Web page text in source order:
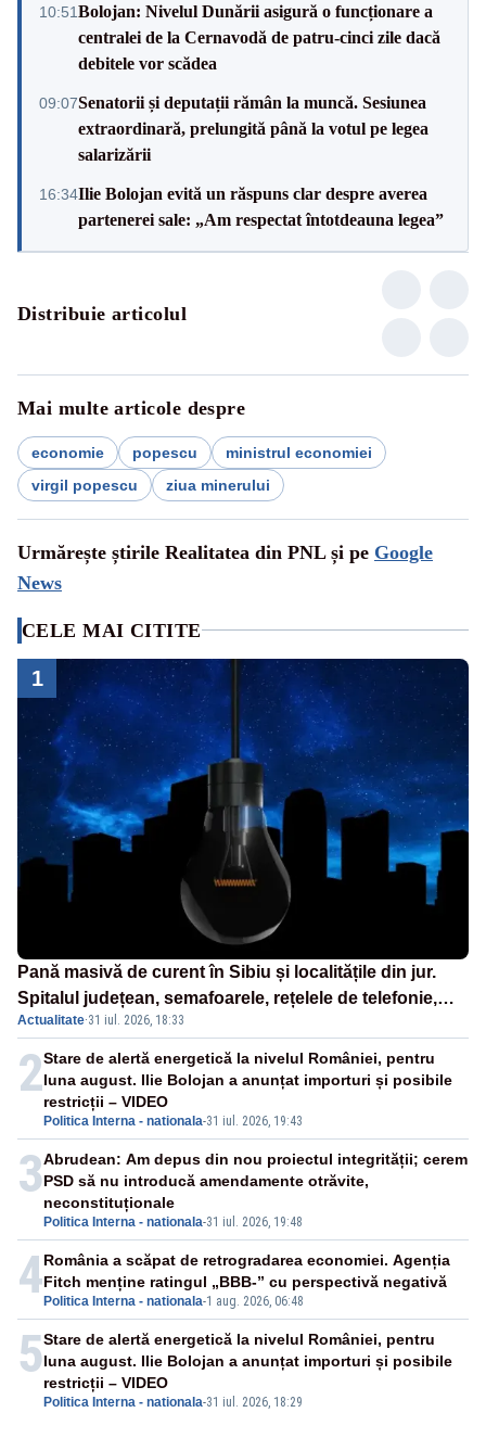
10:51Bolojan: Nivelul Dunării asigură o funcționare a
centralei de la Cernavodă de patru-cinci zile dacă
debitele vor scădea
09:07Senatorii și deputații rămân la muncă. Sesiunea
extraordinară, prelungită până la votul pe legea
salarizării
16:34Ilie Bolojan evită un răspuns clar despre averea
partenerei sale: „Am respectat întotdeauna legea”
Distribuie articolul
Mai multe articole despre
economie popescu
ministrul economiei
virgil popescu
ziua minerului
Urmărește știrile Realitatea din PNL și pe Google
News
CELE MAI CITITE
1
Pană masivă de curent în Sibiu și localitățile din jur.
Spitalul județean, semafoarele, rețelele de telefonie,
grav afectate
Actualitate·31 iul. 2026, 18:33
2
Politica Interna - nationala-31 iul. 2026, 19:43
Stare de alertă energetică la nivelul României, pentru
luna august. Ilie Bolojan a anunțat importuri și posibile
restricții – VIDEO
3
Politica Interna - nationala-31 iul. 2026, 19:48
Abrudean: Am depus din nou proiectul integrității; cerem
PSD să nu introducă amendamente otrăvite,
neconstituționale
4 Politica Interna - nationala-1 aug. 2026, 06:48
România a scăpat de retrogradarea economiei. Agenția
Fitch menține ratingul „BBB-” cu perspectivă negativă
5
Politica Interna - nationala-31 iul. 2026, 18:29
Stare de alertă energetică la nivelul României, pentru
luna august. Ilie Bolojan a anunțat importuri și posibile
restricții – VIDEO